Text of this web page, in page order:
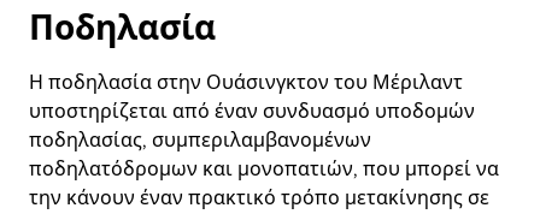
Ποδηλασία
Η ποδηλασία στην Ουάσινγκτον του Μέριλαντ
υποστηρίζεται από έναν συνδυασμό υποδομών
ποδηλασίας, συμπεριλαμβανομένων
ποδηλατόδρομων και μονοπατιών, που μπορεί να
την κάνουν έναν πρακτικό τρόπο μετακίνησης σε